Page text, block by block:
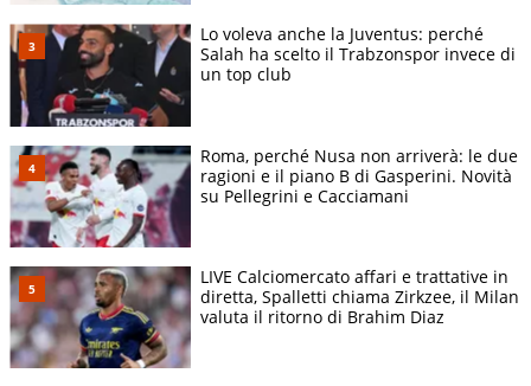
Lo voleva anche la Juventus: perché
Salah ha scelto il Trabzonspor invece di
un top club
Roma, perché Nusa non arriverà: le due
ragioni e il piano B di Gasperini. Novità
su Pellegrini e Cacciamani
LIVE Calciomercato affari e trattative in
diretta, Spalletti chiama Zirkzee, il Milan
valuta il ritorno di Brahim Diaz